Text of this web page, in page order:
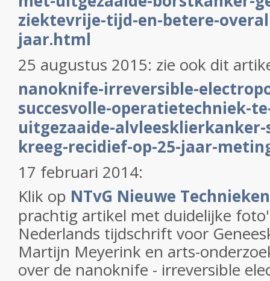
ziektevrije-tijd-en-betere-
jaar.html
25 augustus 2015: zie ook dit
nanoknife-irreversible-
succesvolle-operatietechniek-
uitgezaaide-
kreeg-recidief-op-25-jaar-
17 februari 2014:
Klik op NTvG Nieuwe Technieken
prachtig artikel met duidelijke
Nederlands tijdschrift voor
Martijn Meyerink en arts-
over de nanoknife - irreversible